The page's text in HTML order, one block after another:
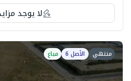
لا يوجد
منتهي الأصل 6 مباع